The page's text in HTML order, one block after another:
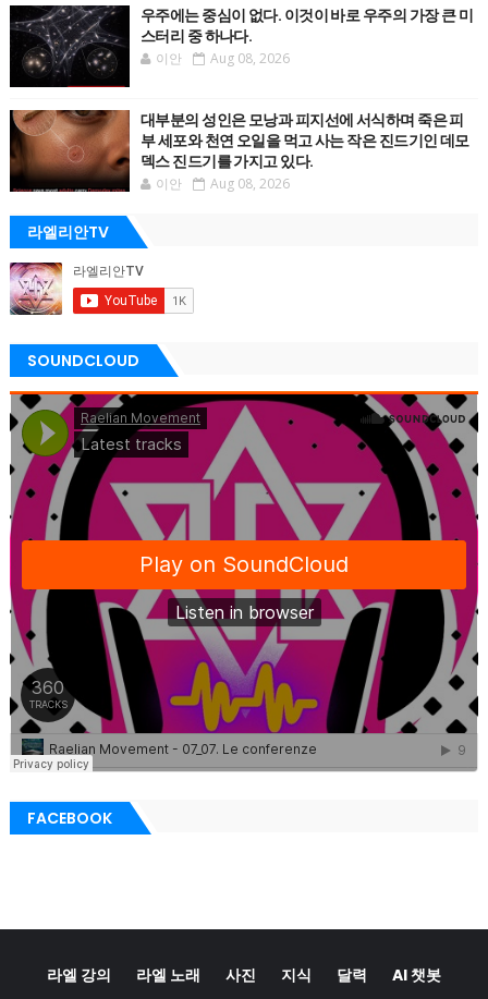
우주에는 중심이 없다. 이것이 바로 우주의 가장 큰 미
스터리 중 하나다.
이안 Aug 08, 2026
대부분의 성인은 모낭과 피지선에 서식하며 죽은 피
부 세포와 천연 오일을 먹고 사는 작은 진드기인 데모
덱스 진드기를 가지고 있다.
이안 Aug 08, 2026
라엘리안TV
SOUNDCLOUD
FACEBOOK
라엘 강의 라엘 노래 사진 지식 달력 AI 챗봇